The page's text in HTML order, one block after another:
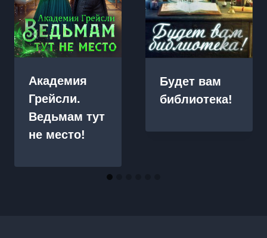
Академия
Грейсли.
Ведьмам тут
не место!
Будет вам
библиотека!